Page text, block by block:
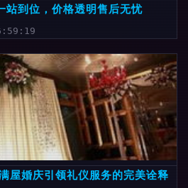
站到位，价格透明售后无忧
屋婚庆引领礼仪服务的完美诠释